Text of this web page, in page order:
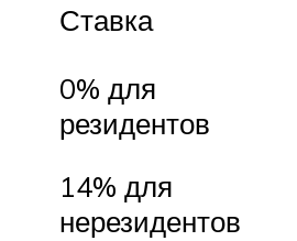
Ставка
0% для
резидентов
14% для
нерезидентов